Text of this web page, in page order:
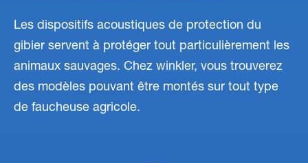
Les dispositifs acoustiques de protection du
gibier servent à protéger tout particulièrement les
animaux sauvages. Chez winkler, vous trouverez
des modèles pouvant être montés sur tout type
de faucheuse agricole.